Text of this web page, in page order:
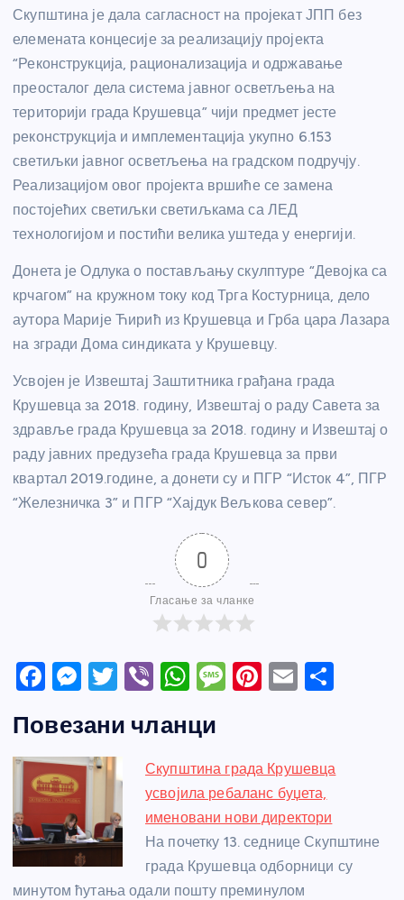
Скупштина је дала сагласност на пројекат ЈПП без
елемената концесије за реализацију пројекта
“Реконструкција, рационализација и одржавање
преосталог дела система јавног осветљења на
територији града Крушевца” чији предмет јесте
реконструкција и имплементација укупно 6.153
светиљки јавног осветљења на градском подручју.
Реализацијом овог пројекта вршиће се замена
постојећих светиљки светиљкама са ЛЕД
технологијом и постићи велика уштеда у енергији.
Донета је Одлука о постављању скулптуре “Девојка са
крчагом” на кружном току код Трга Костурница, дело
аутора Марије Ћирић из Крушевца и Грба цара Лазара
на згради Дома синдиката у Крушевцу.
Усвојен је Извештај Заштитника грађана града
Крушевца за 2018. годину, Извештај о раду Савета за
здравље града Крушевца за 2018. годину и Извештај о
раду јавних предузећа града Крушевца за први
квартал 2019.године, а донети су и ПГР “Исток 4”, ПГР
“Железничка 3” и ПГР “Хајдук Вељкова север”.
0
Гласање за чланке
F
c
e
b
o
o
k
M
ss
e
n
g
er
T
itt
Vi
er
W
at
s
A
p
p
M
a
g
e
Pi
e
st
E
e
Повезани чланци
Скупштина града Крушевца
усвојила ребаланс буџета,
именовани нови директори
На почетку 13. седнице Скупштине
града Крушевца одборници су
минутом ћутања одали пошту преминулом